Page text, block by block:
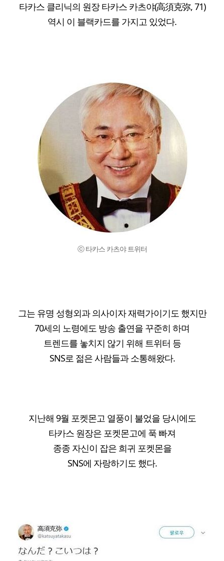
타카스 클리닉의 원장 타카스 카츠야(高須克弥, 71)
역시 이 블랙카드를 가지고 있었다.
ⓒ 타카스 카츠야 트위터
그는 유명 성형외과 의사이자 재력가이기도 했지만
70세의 노령에도 방송 출연을 꾸준히 하며
트렌드를 놓치지 않기 위해 트위터 등
SNS로 젊은 사람들과 소통해왔다.
지난해 9월 포켓몬고 열풍이 불었을 당시에도
타카스 원장은 포켓몬고에 푹 빠져
종종 자신이 잡은 희귀 포켓몬을
SNS에 자랑하기도 했다.